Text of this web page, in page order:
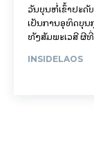
ວັນບຸນຫໍ່ເຂົ້າປະດັ
ເປັນການອຸທິດບຸ
ທັງສັມພະເວສີ ຜີ
INSIDELAOS